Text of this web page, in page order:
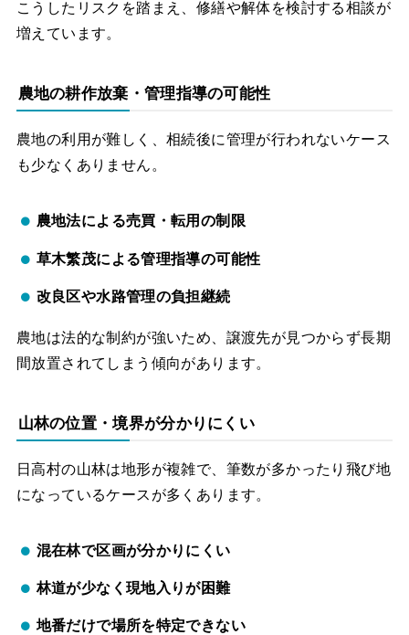
こうしたリスクを踏まえ、修繕や解体を検討する相談が
増えています。
農地の耕作放棄・管理指導の可能性
農地の利用が難しく、相続後に管理が行われないケース
も少なくありません。
農地法による売買・転用の制限
草木繁茂による管理指導の可能性
改良区や水路管理の負担継続
農地は法的な制約が強いため、譲渡先が見つからず長期
間放置されてしまう傾向があります。
山林の位置・境界が分かりにくい
日高村の山林は地形が複雑で、筆数が多かったり飛び地
になっているケースが多くあります。
混在林で区画が分かりにくい
林道が少なく現地入りが困難
地番だけで場所を特定できない